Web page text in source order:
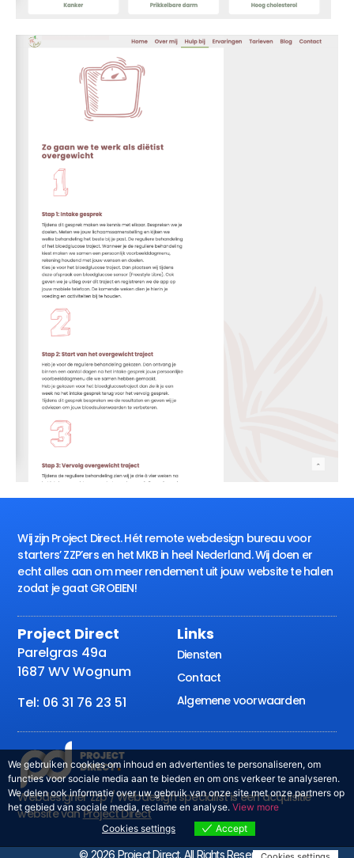
Wij zijn Project Direct. Hét remote webdesign bureau voor
starters’ ZZP’ers en het MKB in heel Nederland. Wij doen er
echt alles aan om meer rendement uit jouw website te halen
zodat je gaat GROEIEN!
Project Direct
Parelgras 49a
1687 WV Wognum
Tel: 06 31 76 23 51
Links
Diensten
Contact
Algemene voorwaarden
Webdesigner zzp / Webdesign specialist is een acquisitie
website vanProject Direct
© 2026 Project Direct. All Rights Reserved.
We gebruiken cookies om inhoud en advertenties te personaliseren, om
functies voor sociale media aan te bieden en om ons verkeer te analyseren.
We delen ook informatie over uw gebruik van onze site met onze partners op
het gebied van sociale media, reclame en analyse. View more
Cookies settings
Accept